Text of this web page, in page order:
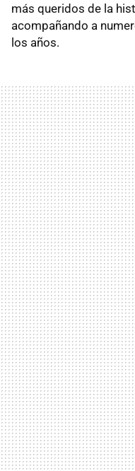
más queridos de la
acompañando a
los años.